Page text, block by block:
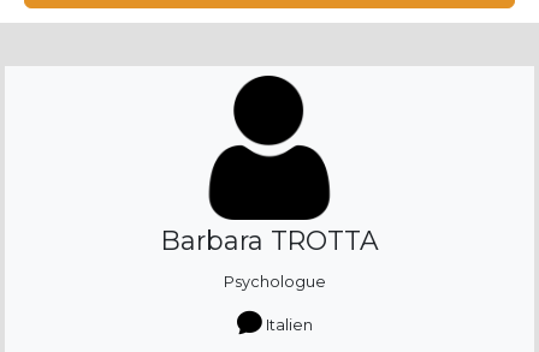
Barbara TROTTA
Psychologue
Italien